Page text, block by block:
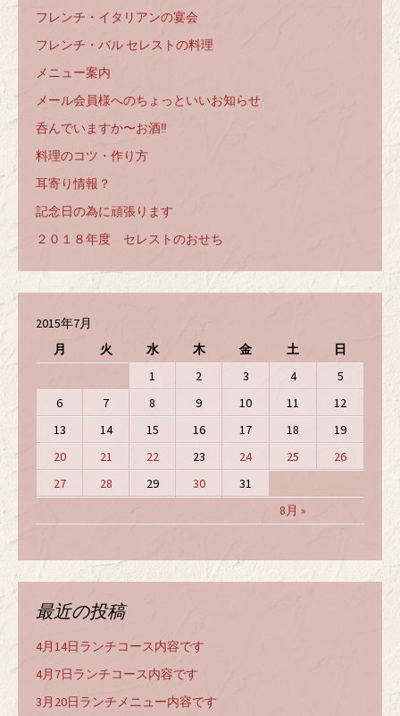
フレンチ・イタリアンの宴会
フレンチ・バル セレストの料理
メニュー案内
メール会員様へのちょっといいお知らせ
呑んでいますか〜お酒‼️
料理のコツ・作り方
耳寄り情報？
記念日の為に頑張ります
２０１８年度 セレストのおせち
2015年7月
月
火 水 木 金 土 日
8月 »
1 2 3 4
5
6
7 8 9 10 11
12
13
14 15 16 17 18
19
20
21 22 23 24 25
26
27
28 29 30 31
最近の投稿
4月14日ランチコース内容です
4月7日ランチコース内容です
3月20日ランチメニュー内容です